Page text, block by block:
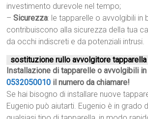
investimento durevole nel tempo;
–Sicurezza: le tapparelle o avvolgibili in
contribuiscono alla sicurezza della tua
da occhi indiscreti e da potenziali intrusi.
sostituzione rullo avvolgitore tapparella
Installazione di tapparelle o avvolgibili
0532050010 il numero da chiamare!
Se hai bisogno di installare nuove
Eugenio può aiutarti. Eugenio è in grado